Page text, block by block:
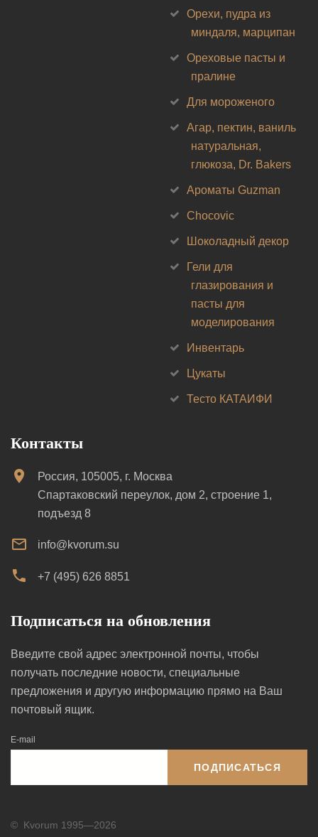
Орехи, пудра из
миндаля, марципан
Ореховые пасты и
пралине
Для мороженого
Агар, пектин, ваниль
натуральная,
глюкоза, Dr. Bakers
Ароматы Guzman
Chocovic
Шоколадный декор
Гели для
глазирования и
пасты для
моделирования
Инвентарь
Цукаты
Тесто КАТАИФИ
Контакты
Россия, 105005, г. Москва
Спартаковский переулок, дом 2, строение 1,
подъезд 8
info@kvorum.su
+7 (495) 626 8851
Подписаться на обновления
Введите свой адрес электронной почты, чтобы
получать последние новости, специальные
предложения и другую информацию прямо на Ваш
почтовый ящик.
E-mail
ПОДПИСАТЬСЯ
© Kvorum 1995—2026